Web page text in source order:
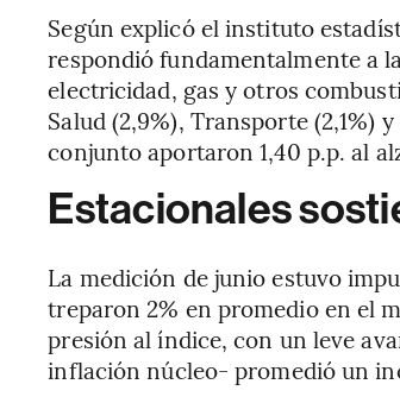
Según explicó el instituto
respondió fundamentalmente a
electricidad, gas y otros
Salud (2,9%), Transporte (2,1%)
conjunto aportaron 1,40 p.p. al
Estacionales
La medición de junio estuvo
treparon 2% en promedio en el
presión al índice, con un leve
inflación núcleo- promedió un